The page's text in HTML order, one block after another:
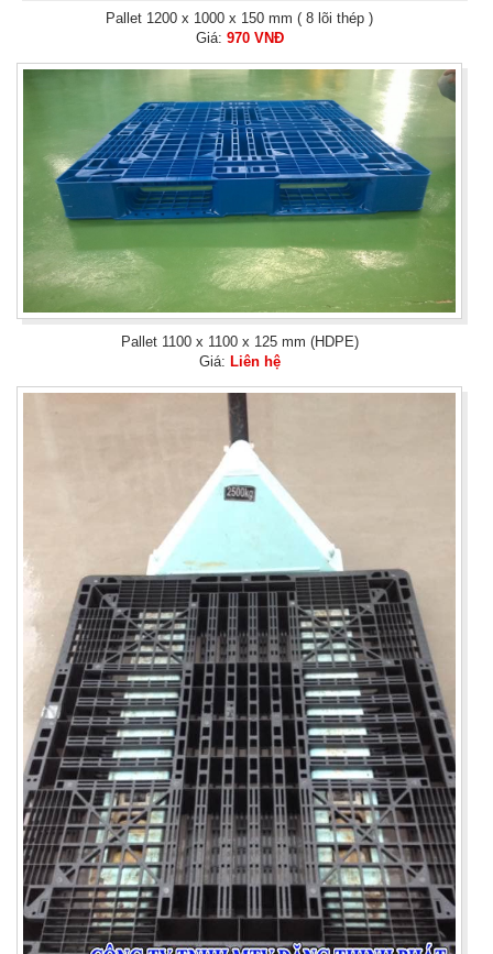
Pallet 1200 x 1000 x 150 mm ( 8 lõi thép )
Giá: 970 VNĐ
đảm bảo tải trọng an toàn.
Phù hợp cho việc lưu kho, xuất khẩu hàng đi nước
KT: 1100 x 1100 x 120 mm, 1000 x 1200 x 120 mm,
Pallet 1100 x 1100 x 125 mm (HDPE)
Giá: Liên hệ
chỉ = 50% giá mới,